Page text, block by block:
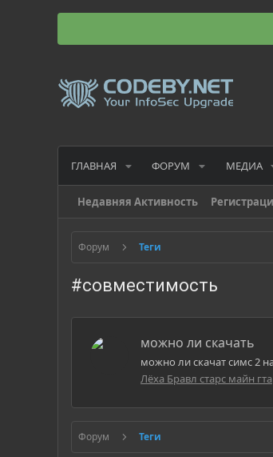
ГЛАВНАЯ ФОРУМ МЕДИА
Недавняя Активность
Форум Теги
#совместимость
можно ли скачать
можно ли скачат симс 2
Лёха Бравл старс майн гта
Форум Теги